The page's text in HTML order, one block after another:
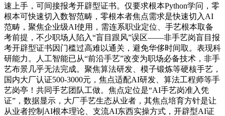
速上手，可间接报考开辟型证书。仅要求根本Python学问，零
根本可快速切入数智范畴，零根本者焦点需求是快速切入AI
范畴，聚焦企业级AI使用，需连系职业定位、手艺根本取备
考前提，不少职场人陷入“盲目跟风”误区——非手艺岗盲目报
考开辟型证书因门槛过高难以通关，避免华侈时间取。表现科
研能力。人工智能已从“前沿手艺”改变为职场必备技术，非手
艺布景几乎无法完成。聚焦算法研发、模子锻炼等硬核手艺，
国内大厂认证500-3000元，焦点适配AI研发、算法工程师等手
艺岗亭！共同手艺团队工做。焦点定位是“AI手艺岗准入凭
证”，数据显示，大厂手艺生态从业者，其焦点培育方针是让
从业者控制AI根本理论、支流AI东西实操方式，开辟型AI证